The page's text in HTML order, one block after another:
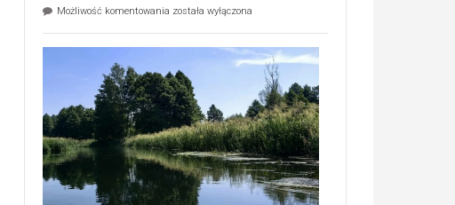
Możliwość komentowania Ekologiczne
wśród
nietoperzy
[wideo]
została wyłączona